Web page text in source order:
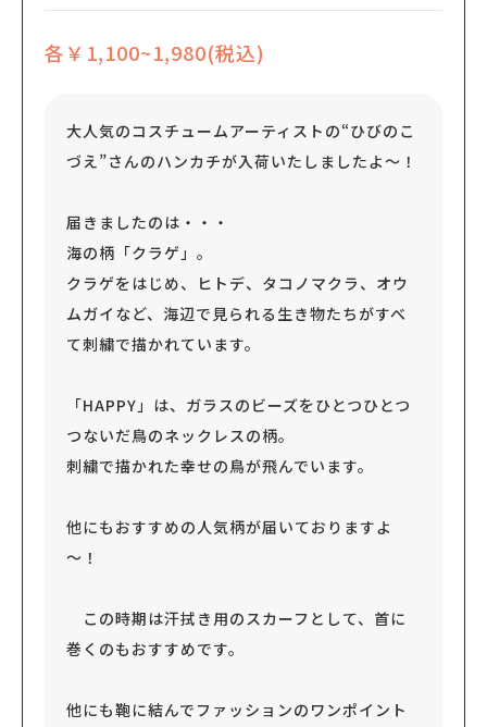
各￥1,100~1,980(税込)
大人気のコスチュームアーティストの“ひびのこ
づえ”さんのハンカチが入荷いたしましたよ～！
届きましたのは・・・
海の柄「クラゲ」。
クラゲをはじめ、ヒトデ、タコノマクラ、オウ
ムガイなど、海辺で見られる生き物たちがすべ
て刺繍で描かれています。
「HAPPY」は、ガラスのビーズをひとつひとつ
つないだ鳥のネックレスの柄。
刺繍で描かれた幸せの鳥が飛んでいます。
他にもおすすめの人気柄が届いておりますよ
～！
この時期は汗拭き用のスカーフとして、首に
巻くのもおすすめです。
他にも鞄に結んでファッションのワンポイント